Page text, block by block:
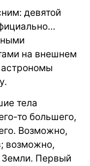
девятой
на внешнем
тела
то большего,
Возможно,
возможно,
Земли. Первый